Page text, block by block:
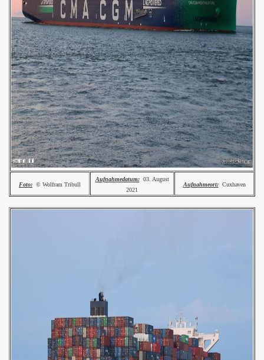
Foto: © Wolfram Tribull
Aufnahmedatum:03. August
2021
Aufnahmeort:Cuxhaven